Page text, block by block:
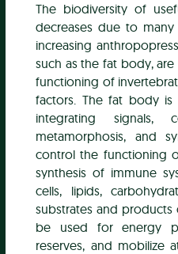
The biodiversity of
decreases due to
increasing
such as the fat body,
functioning of
factors. The fat body
integrating signals,
metamorphosis, and
control the functioning
synthesis of immune
cells, lipids,
substrates and
be used for energy
reserves, and mobilize